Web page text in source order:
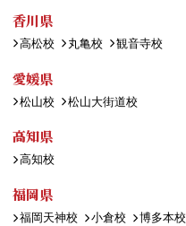
香川県
高松校 丸亀校 観音寺校
愛媛県
松山校 松山大街道校
高知県
高知校
福岡県
福岡天神校 小倉校 博多本校